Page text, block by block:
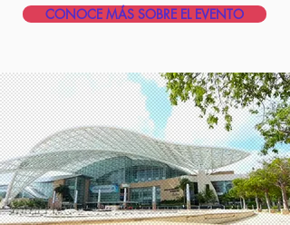
CONOCE MÁS SOBRE EL EVENTO